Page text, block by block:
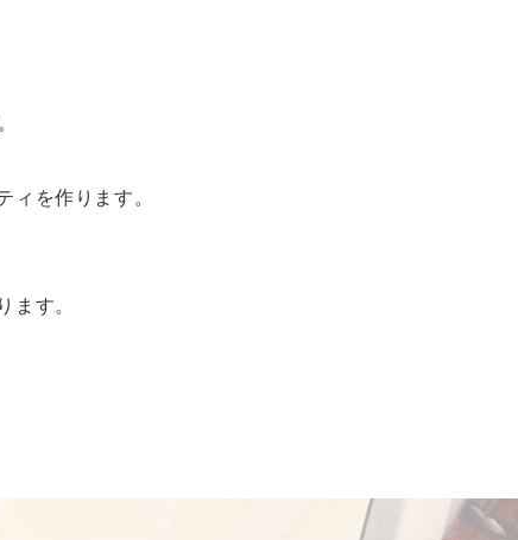
ィを作ります。
ます。